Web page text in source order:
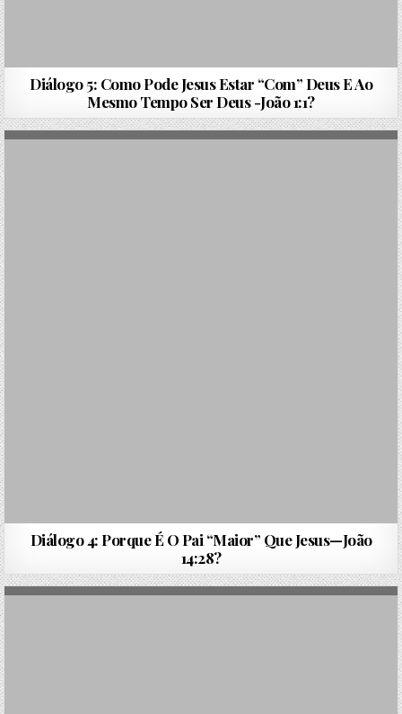
Diálogo 5: Como Pode Jesus Estar “Com” Deus E Ao
Mesmo Tempo Ser Deus -João 1:1?
Diálogo 4: Porque É O Pai “Maior” Que Jesus—João
14:28?